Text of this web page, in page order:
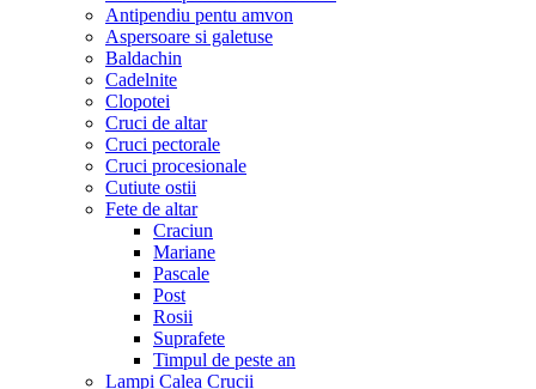
Antipendiu pentu amvon
Aspersoare si galetuse
Baldachin
Cadelnite
Clopotei
Cruci de altar
Cruci pectorale
Cruci procesionale
Cutiute ostii
Fete de altar
Craciun
Mariane
Pascale
Post
Rosii
Suprafete
Timpul de peste an
Lampi Calea Crucii